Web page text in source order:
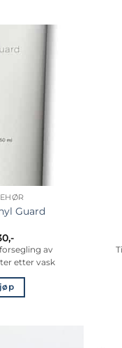
Guard
,-
av
etter vask